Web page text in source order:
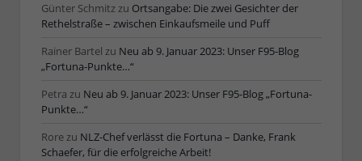
Günter Schmitzzu Ortsangabe: Die zwei Gesichter der
Rethelstraße – zwischen Einkaufsmeile und Puff
Rainer Bartel zu Neu ab 9. Januar 2023: Unser F95-Blog
„Fortuna-Punkte…“
Petra zu Neu ab 9. Januar 2023: Unser F95-Blog „Fortuna-
Punkte…“
Rorezu NLZ-Chef verlässt die Fortuna – Danke, Frank
Schaefer, für die erfolgreiche Arbeit!